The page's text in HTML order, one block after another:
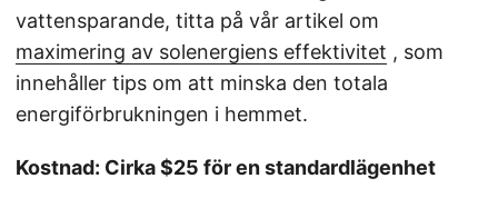
vattensparande, titta på vår artikel om
maximering av solenergiens effektivitet , som
innehåller tips om att minska den totala
energiförbrukningen i hemmet.
Kostnad: Cirka $25 för en standardlägenhet